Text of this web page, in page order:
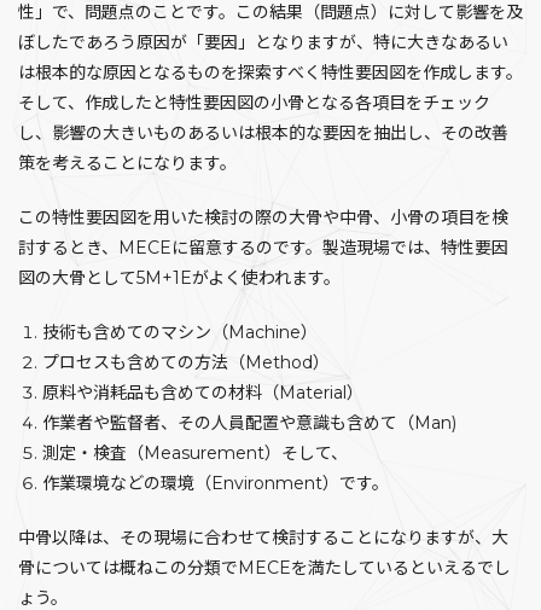
性」で、問題点のことです。この結果（問題点）に対して影響を及
ぼしたであろう原因が「要因」となりますが、特に大きなあるい
は根本的な原因となるものを探索すべく特性要因図を作成します。
そして、作成したと特性要因図の小骨となる各項目をチェック
し、影響の大きいものあるいは根本的な要因を抽出し、その改善
策を考えることになります。
この特性要因図を用いた検討の際の大骨や中骨、小骨の項目を検
討するとき、MECEに留意するのです。製造現場では、特性要因
図の大骨として5M+1Eがよく使われます。
技術も含めてのマシン（Machine）
プロセスも含めての方法（Method）
原料や消耗品も含めての材料（Material）
作業者や監督者、その人員配置や意識も含めて（Man)
測定・検査（Measurement）そして、
作業環境などの環境（Environment）です。
中骨以降は、その現場に合わせて検討することになりますが、大
骨については概ねこの分類でMECEを満たしているといえるでし
ょう。